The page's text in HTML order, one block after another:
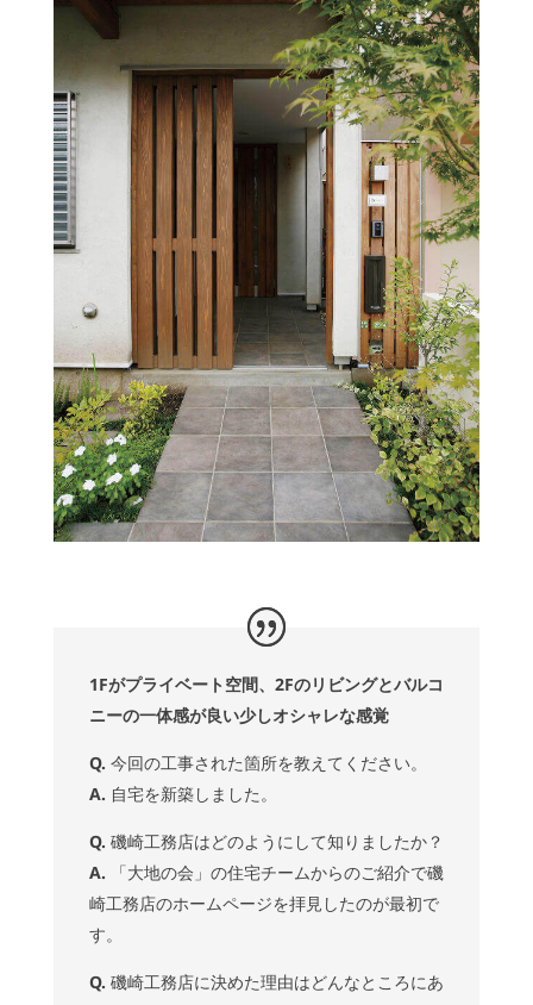
1Fがプライベート空間、2Fのリビングとバルコ
ニーの一体感が良い少しオシャレな感覚
Q. 今回の工事された箇所を教えてください。
A. 自宅を新築しました。
Q. 磯崎工務店はどのようにして知りましたか？
A.
「大地の会」の住宅チームからのご紹介で磯
崎工務店のホームページを拝見したのが最初で
す。
Q. 磯崎工務店に決めた理由はどんなところにあ